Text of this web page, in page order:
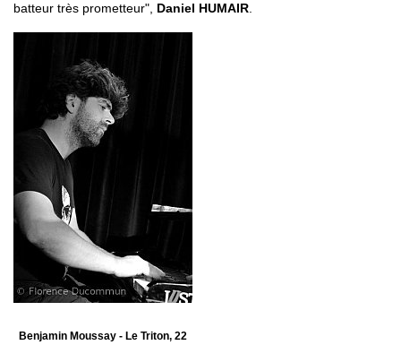
batteur très prometteur", Daniel HUMAIR
Benjamin Moussay - Le Triton, 22